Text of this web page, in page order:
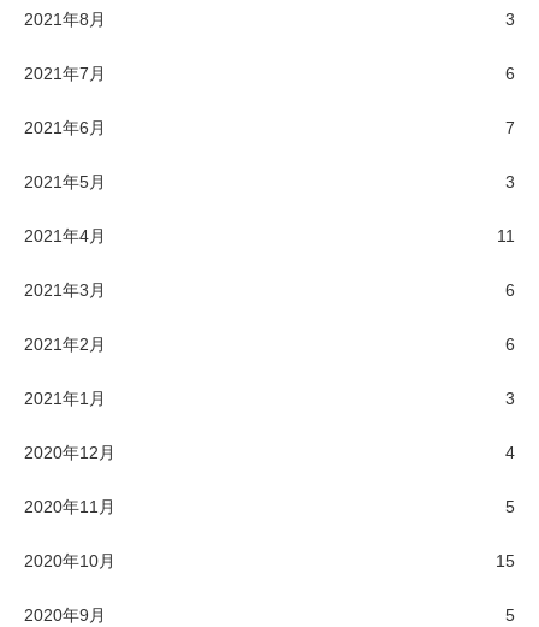
2021年8月 3
2021年7月 6
2021年6月 7
2021年5月 3
2021年4月 11
2021年3月 6
2021年2月 6
2021年1月 3
2020年12月 4
2020年11月 5
2020年10月 15
2020年9月 5